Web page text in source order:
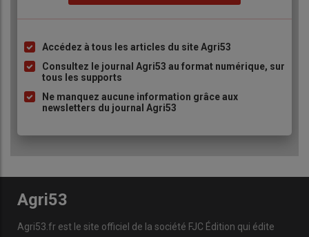
Liste
à
puce
Accédez à tous les articles du site Agri53
Consultez le journal Agri53 au format numérique, sur
tous les supports
Ne manquez aucune information grâce aux
newsletters du journal Agri53
Agri53
Agri53.fr est le site officiel de la société FJC Édition qui édite